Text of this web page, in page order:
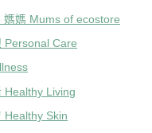
媽媽 Mums of ecostore
Personal Care
Healthy Living
Healthy Skin